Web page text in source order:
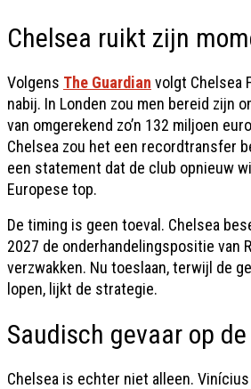
Chelsea ruikt zijn
Volgens The Guardian volgt Chelsea
nabij. In Londen zou men bereid zijn
van omgerekend zo’n 132 miljoen
Chelsea zou het een recordtransfer
een statement dat de club opnieuw
Europese top.
De timing is geen toeval. Chelsea
2027 de onderhandelingspositie van
verzwakken. Nu toeslaan, terwijl de
lopen, lijkt de strategie.
Saudisch gevaar op
Chelsea is echter niet alleen.